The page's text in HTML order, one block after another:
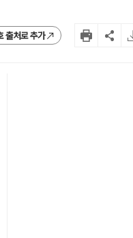
출처로 추가